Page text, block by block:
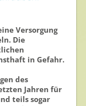
Versorgung
Die
in Gefahr.
des
Jahren für
teils sogar